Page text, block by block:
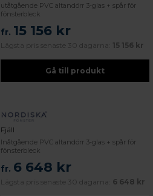
utåtgående PVC altandörr 3-glas + spår för
fönsterbleck
fr. 15 156 kr
Lägsta pris senaste 30 dagarna: 15 156 kr
Gå till produkt
Fjäll
Inåtgående PVC altandörr 3-glas + spår för
fönsterbleck
fr. 6 648 kr
Lägsta pris senaste 30 dagarna: 6 648 kr